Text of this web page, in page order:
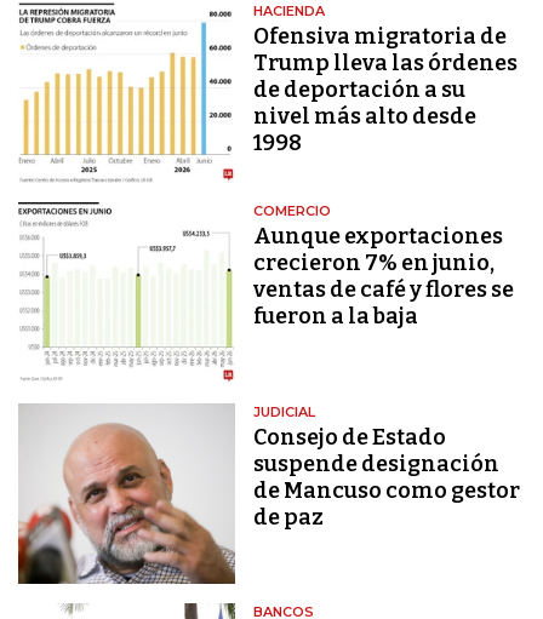
HACIENDA
Ofensiva migratoria de
Trump lleva las órdenes
de deportación a su
nivel más alto desde
1998
COMERCIO
Aunque exportaciones
crecieron 7% en junio,
ventas de café y flores se
fueron a la baja
JUDICIAL
Consejo de Estado
suspende designación
de Mancuso como gestor
de paz
BANCOS